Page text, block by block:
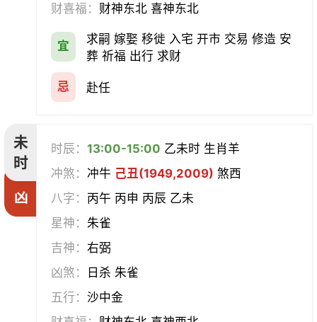
财喜福： 财神东北 喜神东北
宜
求嗣 嫁娶 移徙 入宅 开市 交易 修造 安
葬 祈福 出行 求财
忌 赴任
未
时
凶
时辰：13:00-15:00 乙未时 生肖羊
冲煞：冲牛 己丑(1949,2009) 煞西
八字： 丙午 丙申 丙辰 乙未
星神：朱雀
吉神：右弼
凶煞：
日杀 朱雀
五行：沙中金